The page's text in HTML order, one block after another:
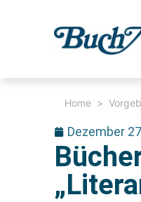
Home >
Dezember